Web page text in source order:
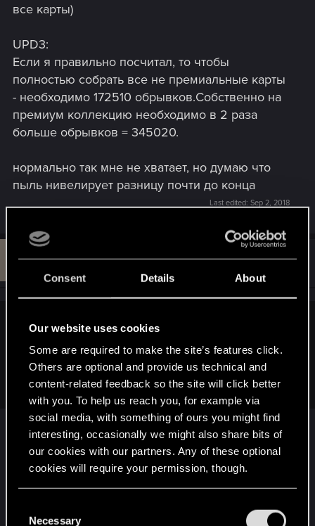
Consent Details About
Our website uses cookies
Some are required to make the site’s features click.
Others are optional and provide us technical and
content-related feedback so the site will click better
with you. To help us reach you, for example via
social media, with something of ours you might find
interesting, occasionally we might also share bits of
our cookies with our partners. Any of these optional
cookies will require your permission, though.
and tweak your preferences regarding them in the
Necessary
все карты)
UPD3:
Если я правильно посчитал, то чтобы
полностью собрать все не премиальные карты
- необходимо 172510 обрывков.Собственно на
премиум коллекцию необходимо в 2 раза
больше обрывков = 345020.
нормально так мне не хватает, но думаю что
пыль нивелирует разницу почти до конца
Last edited: Sep 2, 2018
N Nanto_home
#13,370
btrco said:
насчет абилок и 3х рядов. видео хоть смотрели? они же
сказали что не делали абилки по рядам чтобы не
загромождать описание(и так иногда большое) карт.
Потрясающий отмаз! Затевать полный ребилд
проекта и ссылаться на... "описание длинное"...
Ну да, школьникам же читать утомительно,
надо чтобы сразу было "бац!", "хрясь!", "бжжж!"
Зачем только вообще эту привязку к рядам
делали? Тоже ведь загромождает описание.